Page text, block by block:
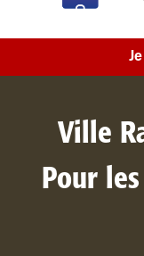
Ville
Pour